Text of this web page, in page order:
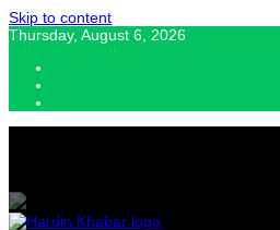
Skip to content
Thursday, August 6, 2026